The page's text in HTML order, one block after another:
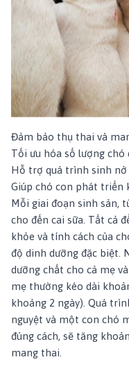
Đảm bảo thụ thai và
Tối ưu hóa số lượng
Hỗ trợ quá trình sinh nở
Giúp chó con phát triển
Mỗi giai đoạn sinh sản,
cho đến cai sữa. Tất cả
khỏe và tính cách của
độ dinh dưỡng đặc biệt.
dưỡng chất cho cả mẹ
mẹ thường kéo dài
khoảng 2 ngày). Quá
nguyệt và một con chó
đúng cách, sẽ tăng
mang thai.